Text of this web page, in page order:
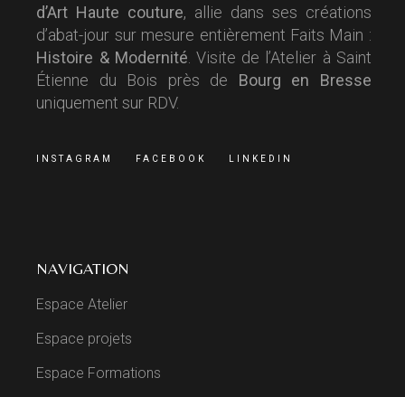
d’Art Haute couture, allie dans ses créations
d’abat-jour sur mesure entièrement Faits Main :
Histoire & Modernité . Visite de l’Atelier à Saint
Étienne du Bois près de Bourg en Bresse
uniquement sur RDV.
INSTAGRAM FACEBOOK LINKEDIN
NAVIGATION
Espace Atelier
Espace projets
Espace Formations